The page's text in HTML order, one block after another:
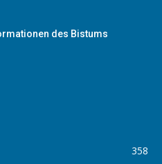
des Bistums
358